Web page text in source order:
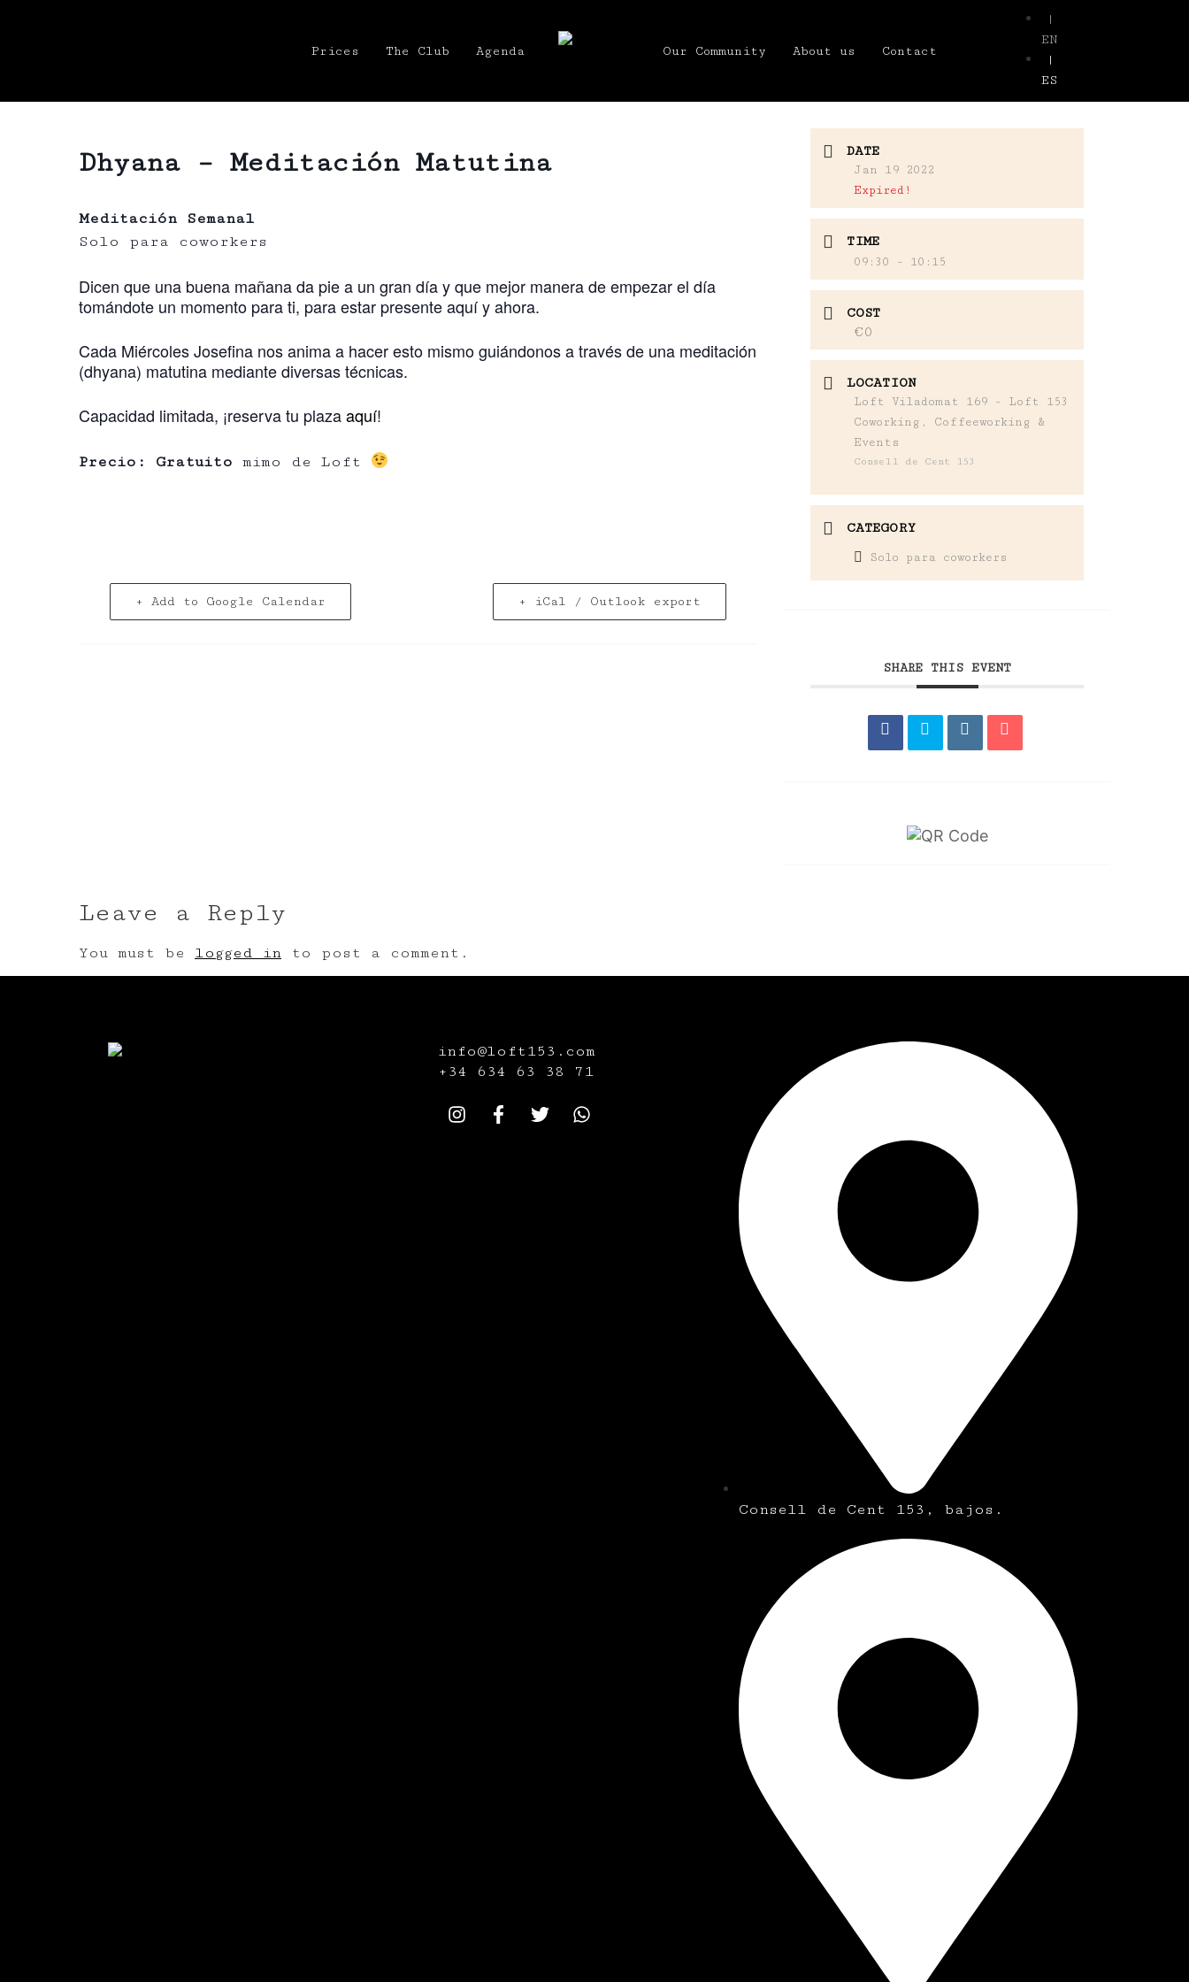
Prices The Club Agenda Our Community About us Contact
|
EN
|
ES
Dhyana – Meditación Matutina
Meditación Semanal
Solo para coworkers
Dicen que una buena mañana da pie a un gran día y que mejor manera de empezar el día
tomándote un momento para ti, para estar presente aquí y ahora.
Cada Miércoles Josefina nos anima a hacer esto mismo guiándonos a través de una meditación
(dhyana) matutina mediante diversas técnicas.
Capacidad limitada, ¡reserva tu plazaaquí!
Precio: Gratuito mimo de Loft
+ Add to Google Calendar + iCal / Outlook export
DATE
Jan 19 2022
Expired!
TIME
09:30 - 10:15
COST
€0
LOCATION
Loft Viladomat 169 - Loft 153
Coworking, Coffeeworking &
Events
Consell de Cent 153
CATEGORY
Solo para coworkers
SHARE THIS EVENT
Leave a Reply
You must be logged in to post a comment.
info@loft153.com
+34 634 63 38 71
Consell de Cent 153, bajos.